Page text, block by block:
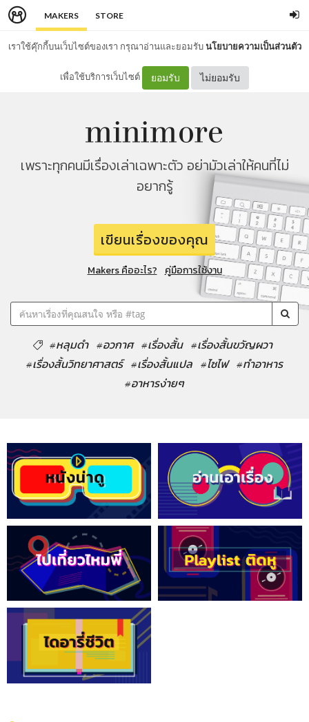
MAKERS STORE
เราใช้คุ๊กกี้บนเว็บไซต์ของเรา กรุณาอ่านและยอมรับนโยบายความเป็นส่วนตัว
เพื่อใช้บริการเว็บไซต์ ยอมรับ ไม่ยอมรับ
เพราะทุกคนมีเรื่องเล่าเฉพาะตัว อย่ามัวเล่าให้คนที่ไม่
อยากรู้
เขียนเรื่องของคุณ
Makers คืออะไร? คู่มือการใช้งาน
#หลุมดำ #อวกาศ #เรื่องสั้น #เรื่องสั้นขวัญผวา
#เรื่องสั้นวิทยาศาสตร์ #เรื่องสั้นแปล #ไซไฟ #ทำอาหาร
#อาหารง่ายๆ